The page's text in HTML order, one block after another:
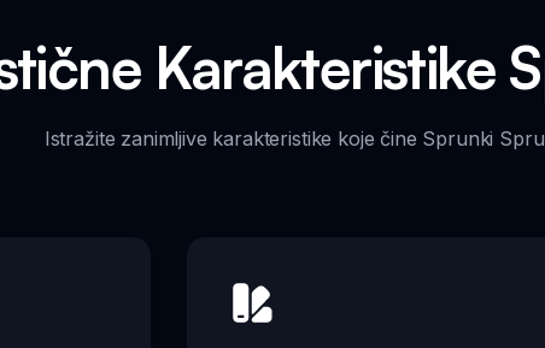
Karakteristike
Istražite zanimljive karakteristike koje čine Sprunki